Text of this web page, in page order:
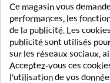
Ce magasin vous
performances, les
de la publicité. Les
publicité sont utilisés
sur les réseaux sociaux,
Acceptez-vous ces
l'utilisation de vos